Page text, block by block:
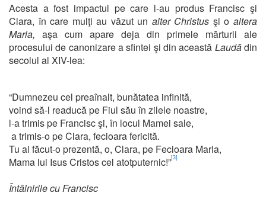
Acesta a fost impactul pe care l-au produs Francisc şi
Clara, în care mulţi au văzut un alter Christus şi oaltera
Maria, aşa cum apare deja din primele mărturii ale
procesului de canonizare a sfintei şi din această Laudădin
secolul al XIV-lea:
“Dumnezeu cel preaînalt, bunătatea infinită,
voind să-l readucă pe Fiul său în zilele noastre,
l-a trimis pe Francisc şi, în locul Mamei sale,
a trimis-o pe Clara, fecioara fericită.
Tu ai făcut-o prezentă, o, Clara, pe Fecioara Maria,
Mama lui Isus Cristos cel atotputernic!”[3]
Întâlnirile cu Francisc